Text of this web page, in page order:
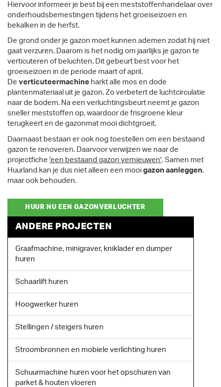
Hiervoor informeer je best bij een meststoffenhandelaar over
onderhoudsbemestingen tijdens het groeiseizoen en
bekalken in de herfst.
De grond onder je gazon moet kunnen ademen zodat hij niet
gaat verzuren. Daarom is het nodig om jaarlijks je gazon te
verticuteren of beluchten. Dit gebeurt best voor het
groeiseizoen in de periode maart of april.
De verticuteermachine harkt alle mos en dode
plantenmateriaal uit je gazon. Zo verbetert de luchtcirculatie
naar de bodem. Na een verluchtingsbeurt neemt je gazon
sneller meststoffen op, waardoor de frisgroene kleur
terugkeert en de gazonmat mooi dichtgroeit.
Daarnaast bestaan er ook nog toestellen om een bestaand
gazon te renoveren. Daarvoor verwijzen we naar de
projectfiche 'een bestaand gazon vernieuwen'. Samen met
Huurland kan je dus niet alleen een mooi gazon aanleggen,
maar ook behouden.
HUUR NU EEN GAZONVERLUCHTER
ANDERE PROJECTEN
Graafmachine, minigraver, kniklader en dumper
huren
Schaarlift huren
Hoogwerker huren
Stellingen / steigers huren
Stroombronnen en mobiele verlichting huren
Schuurmachine huren voor het opschuren van
parket & houten vloeren